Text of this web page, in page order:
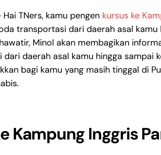
Hai TNers, kamu pengen kursus ke
transportasi dari daerah asal kamu
Minol akan membagikan
daerah asal kamu hingga sampai
bagi kamu yang masih tinggal di
Kampung Inggris